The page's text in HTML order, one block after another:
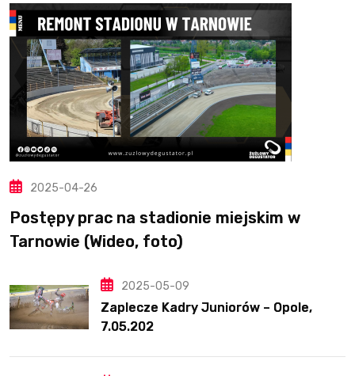
2025-04-26
Postępy prac na stadionie miejskim w
Tarnowie (Wideo, foto)
2025-05-09
Zaplecze Kadry Juniorów – Opole,
7.05.202